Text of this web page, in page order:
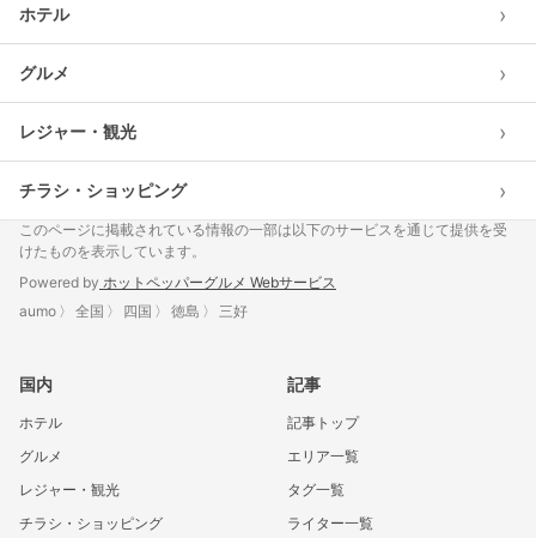
ホテル ›
グルメ ›
レジャー・観光 ›
チラシ・ショッピング ›
このページに掲載されている情報の一部は以下のサービスを通じて提供を受
けたものを表示しています。
Powered by ホットペッパーグルメ Webサービス
aumo
全国 四国 徳島 三好
国内
ホテル
グルメ
レジャー・観光
チラシ・ショッピング
記事
記事トップ
エリア一覧
タグ一覧
ライター一覧